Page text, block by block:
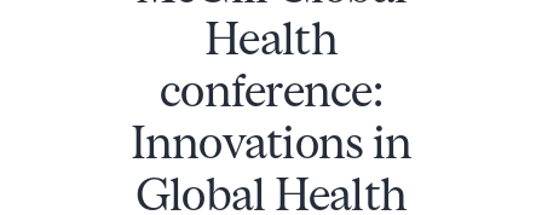
Health
conference:
Innovations in
Global Health